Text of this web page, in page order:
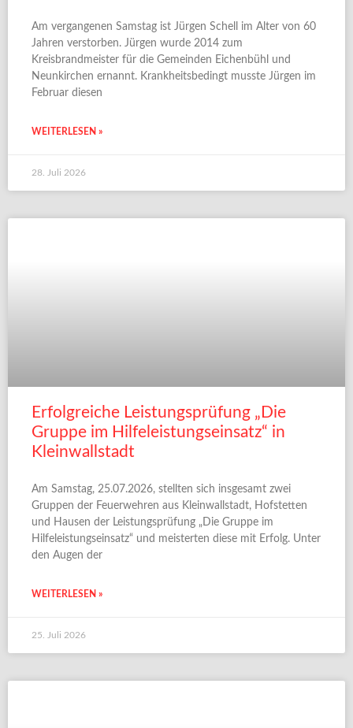
Am vergangenen Samstag ist Jürgen Schell im Alter von 60
Jahren verstorben. Jürgen wurde 2014 zum
Kreisbrandmeister für die Gemeinden Eichenbühl und
Neunkirchen ernannt. Krankheitsbedingt musste Jürgen im
Februar diesen
WEITERLESEN »
28. Juli 2026
Erfolgreiche Leistungsprüfung „Die
Gruppe im Hilfeleistungseinsatz“ in
Kleinwallstadt
Am Samstag, 25.07.2026, stellten sich insgesamt zwei
Gruppen der Feuerwehren aus Kleinwallstadt, Hofstetten
und Hausen der Leistungsprüfung „Die Gruppe im
Hilfeleistungseinsatz“ und meisterten diese mit Erfolg. Unter
den Augen der
WEITERLESEN »
25. Juli 2026